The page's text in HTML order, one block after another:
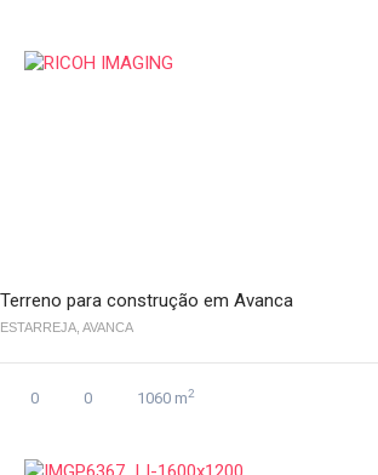
Terreno para construção em Avanca
ESTARREJA, AVANCA
0 0 1060 m2